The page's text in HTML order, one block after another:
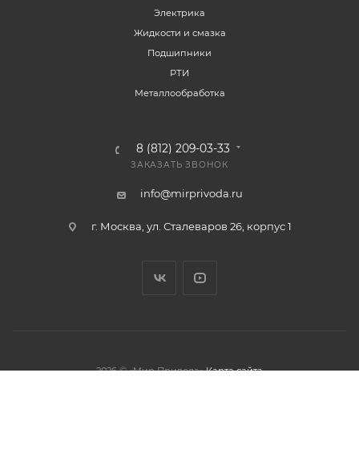
Электрика
Жидкости и смазка
Подшипники
РТИ
Металлообработка
8 (812) 209-03-33
ЗАКАЗАТЬ ЗВОНОК
info@mirprivoda.ru
г. Москва, ул. Сталеваров 26, корпус 1
2026 © «Мир Привода» Карта сайта